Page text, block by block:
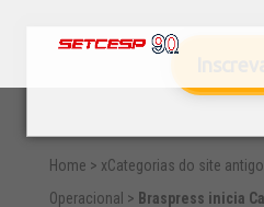
Home > xCategorias do site
Operacional > Braspress inicia